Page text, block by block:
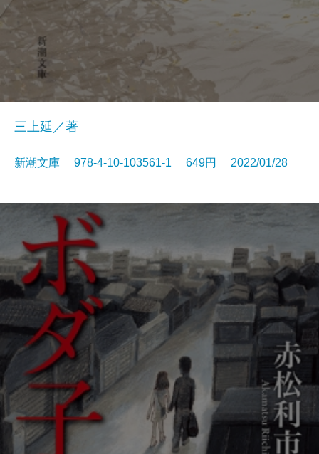
三上延／著
新潮文庫 978-4-10-103561-1 649円 2022/01/28